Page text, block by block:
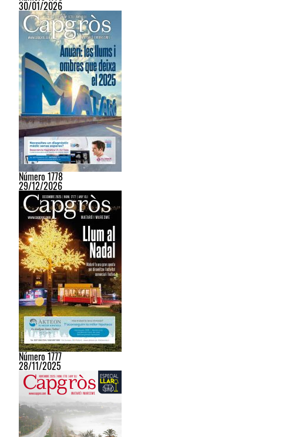
30/01/2026
Número 1778
29/12/2026
Número 1777
28/11/2025